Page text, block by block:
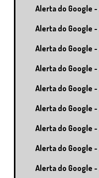
Alerta do Google
Alerta do Google
Alerta do Google
Alerta do Google
Alerta do Google
Alerta do Google
Alerta do Google
Alerta do Google
Alerta do Google